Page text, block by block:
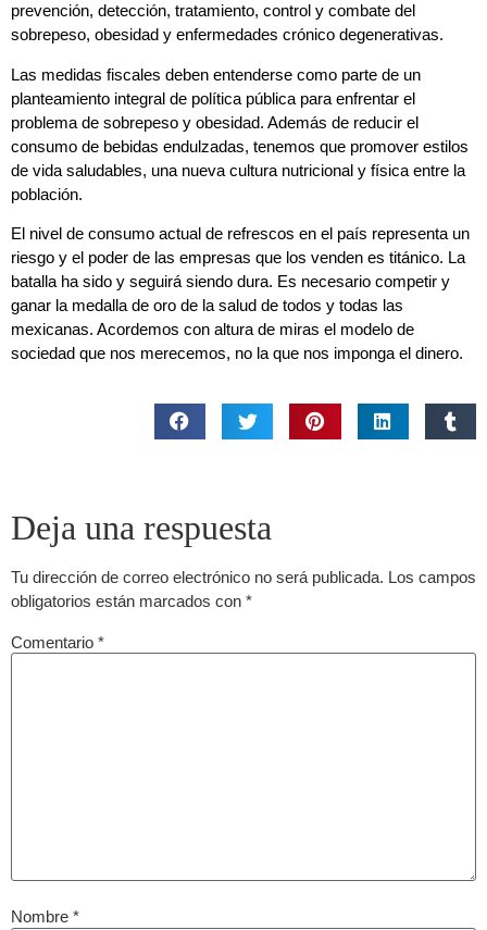
prevención, detección, tratamiento, control y combate del
sobrepeso, obesidad y enfermedades crónico degenerativas.
Las medidas fiscales deben entenderse como parte de un
planteamiento integral de política pública para enfrentar el
problema de sobrepeso y obesidad. Además de reducir el
consumo de bebidas endulzadas, tenemos que promover estilos
de vida saludables, una nueva cultura nutricional y física entre la
población.
El nivel de consumo actual de refrescos en el país representa un
riesgo y el poder de las empresas que los venden es titánico. La
batalla ha sido y seguirá siendo dura. Es necesario competir y
ganar la medalla de oro de la salud de todos y todas las
mexicanas. Acordemos con altura de miras el modelo de
sociedad que nos merecemos, no la que nos imponga el dinero.
Deja una respuesta
Tu dirección de correo electrónico no será publicada. Los campos
obligatorios están marcados con *
Comentario *
Nombre *